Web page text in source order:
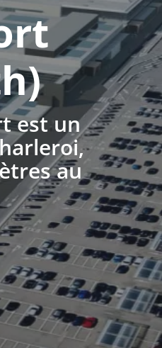
est un
au